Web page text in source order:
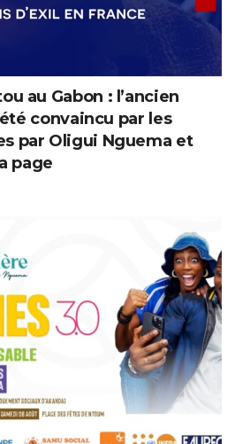
au Gabon : l’ancien
convaincu par les
par Oligui Nguema et
page